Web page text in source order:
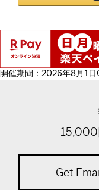
開催期間：2026年8月1
15,000
Get